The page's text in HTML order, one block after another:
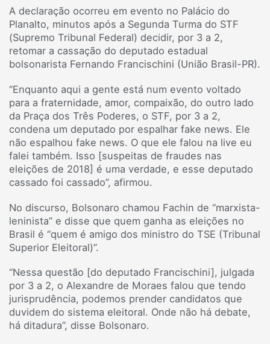
A declaração ocorreu em evento no Palácio do
Planalto, minutos após a Segunda Turma do STF
(Supremo Tribunal Federal) decidir, por 3 a 2,
retomar a cassação do deputado estadual
bolsonarista Fernando Francischini (União Brasil-PR).
“Enquanto aqui a gente está num evento voltado
para a fraternidade, amor, compaixão, do outro lado
da Praça dos Três Poderes, o STF, por 3 a 2,
condena um deputado por espalhar fake news. Ele
não espalhou fake news. O que ele falou na live eu
falei também. Isso [suspeitas de fraudes nas
eleições de 2018] é uma verdade, e esse deputado
cassado foi cassado”, afirmou.
No discurso, Bolsonaro chamou Fachin de “marxista-
leninista” e disse que quem ganha as eleições no
Brasil é “quem é amigo dos ministro do TSE (Tribunal
Superior Eleitoral)”.
“Nessa questão [do deputado Francischini], julgada
por 3 a 2, o Alexandre de Moraes falou que tendo
jurisprudência, podemos prender candidatos que
duvidem do sistema eleitoral. Onde não há debate,
há ditadura”, disse Bolsonaro.